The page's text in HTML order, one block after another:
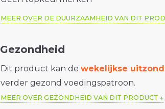
MEER OVER DE DUURZAAMHEID VAN DIT
Gezondheid
Dit product kan dewekelijkse
verder gezond voedingspatroon.
MEER OVER GEZONDHEID VAN DIT PRODUCT